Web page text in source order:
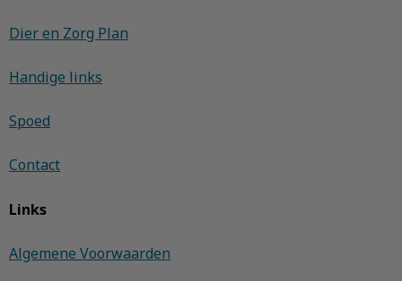
Dier en Zorg Plan
Handige links
Spoed
Contact
Links
Algemene Voorwaarden